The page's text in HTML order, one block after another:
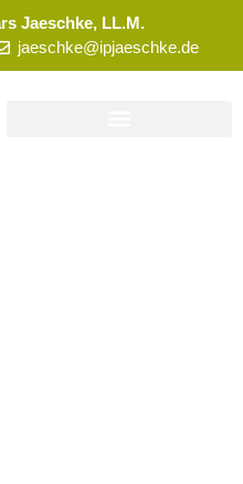
Jaeschke, LL.M.
jaeschke@ipjaeschke.de